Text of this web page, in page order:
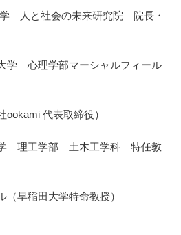
人と社会の未来研究院 院長・
学 心理学部マーシャルフィール
代表取締役）
理工学部 土木工学科 特任教
早稲田大学特命教授）